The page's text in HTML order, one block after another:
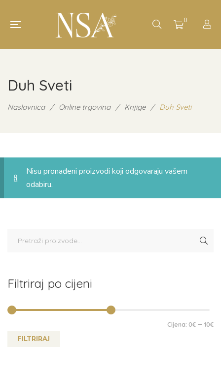
0
Duh Sveti
Naslovnica / Online trgovina / Knjige / Duh Sveti
Nisu pronađeni proizvodi koji odgovaraju vašem
odabiru.
Filtriraj po cijeni
FILTRIRAJ
Cijena: 0€ — 10€